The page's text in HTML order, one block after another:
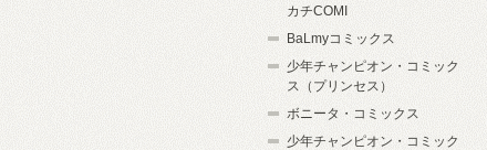
カチCOMI
BaLmyコミックス
少年チャンピオン・コミック
ス（プリンセス）
ボニータ・コミックス
少年チャンピオン・コミック